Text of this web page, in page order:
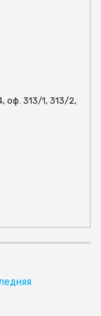
оф. 313/1, 313/2,